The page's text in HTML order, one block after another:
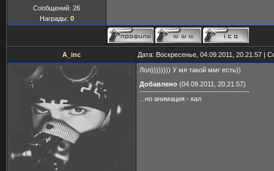
Сообщений: 26
Награды: 0
A_inc Дата: Воскресенье, 04.09.2011, 20.21.57 |
Лол)))))))) У мя такой ммг есть))
Добавлено (04.09.2011, 20.21.57)
---------------------------------------------
...но анимация - кал